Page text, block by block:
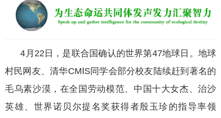
4月22日，是联合国确认的世界第47地球日。地球
村民网友、清华CMⅠS同学会部分校友陆续赶到著名的
毛乌素沙漠，在全国劳动模范、中国十大女杰、治沙
英雄、世界诺贝尔提名奖获得者殷玉珍的指导率领